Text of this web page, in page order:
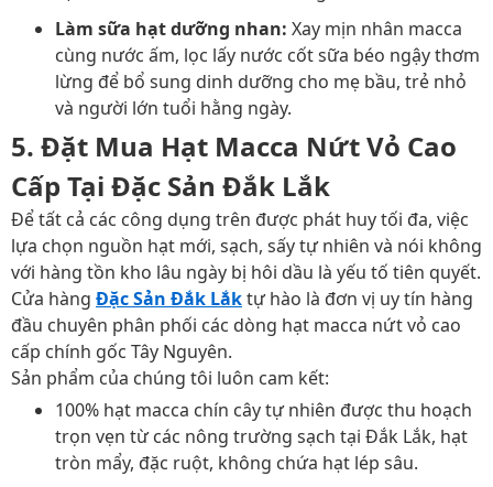
Làm sữa hạt dưỡng nhan: Xay mịn nhân macca
cùng nước ấm, lọc lấy nước cốt sữa béo ngậy thơm
lừng để bổ sung dinh dưỡng cho mẹ bầu, trẻ nhỏ
và người lớn tuổi hằng ngày.
5. Đặt Mua Hạt Macca Nứt Vỏ Cao
Cấp Tại Đặc Sản Đắk Lắk
Để tất cả các công dụng trên được phát huy tối đa, việc
lựa chọn nguồn hạt mới, sạch, sấy tự nhiên và nói không
với hàng tồn kho lâu ngày bị hôi dầu là yếu tố tiên quyết.
Cửa hàng Đặc Sản Đắk Lắktự hào là đơn vị uy tín hàng
đầu chuyên phân phối các dòng hạt macca nứt vỏ cao
cấp chính gốc Tây Nguyên.
Sản phẩm của chúng tôi luôn cam kết:
100% hạt macca chín cây tự nhiên được thu hoạch
trọn vẹn từ các nông trường sạch tại Đắk Lắk, hạt
tròn mẩy, đặc ruột, không chứa hạt lép sâu.